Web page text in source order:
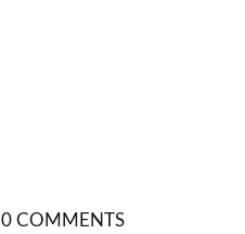
0 COMMENTS